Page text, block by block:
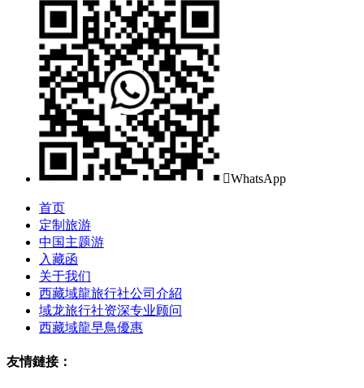
WhatsApp
首页
定制旅游
中国主题游
入藏函
关于我们
西藏域龍旅行社公司介紹
域龙旅行社资深专业顾问
西藏域龍早鳥優惠
友情鏈接：